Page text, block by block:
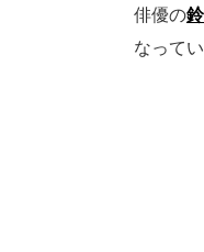
俳優の
なってい